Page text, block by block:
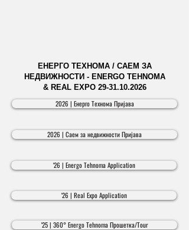
ЕНЕРГО ТЕХНОМА / САЕМ ЗА
НЕДВИЖНОСТИ - ENERGO TEHNOMA
& REAL EXPO 29-31.10.2026
2026 | Енерго Технома Пријава
2026 | Саем за недвижности Пријава
'26 | Energo Tehnoma Application
'26 | Real Expo Application
'25 | 360° Energo Tehnoma Прошетка/Tour